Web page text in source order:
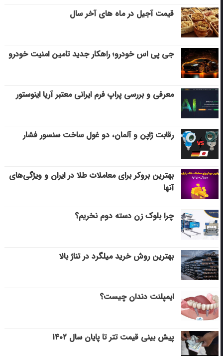
قیمت آجیل در ماه های آخر سال
جی پی اس خودرو؛ راهکار جدید تامین امنیت خودرو
معرفی و بررسی پراپ فرم ایرانی معتبر آریا اینوستور
رقابت ژاپن و آلمان، دو غول ساخت سنسور فشار
بهترین بروکر برای معاملات طلا در ایران و ویژگی‌های
آنها
چرا بلوک زن دسته دوم نخریم؟
بهترین روش خرید میلگرد در تناژ بالا
ایمپلنت دندان چیست؟
پیش بینی قیمت تتر تا پایان سال ۱۴۰۲